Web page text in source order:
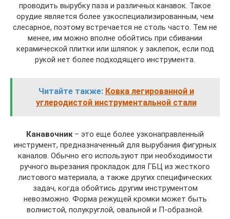
проводить вырубку паза и различных канавок. Такое
орудие является более узкоспециализированным, чем
слесарное, поэтому встречается не столь часто. Тем не
менее, им можно вполне обойтись при сбивании
керамической плитки или шляпок у заклепок, если под
рукой нет более подходящего инструмента.
Читайте также: Ковка легированной и
углеродистой инструментальной стали
Канавочник– это еще более узконаправленный
инструмент, предназначенный для вырубания фигурных
каналов. Обычно его используют при необходимости
ручного вырезания прокладок для ГБЦ из жесткого
листового материала, а также других специфических
задач, когда обойтись другим инструментом
невозможно. Форма режущей кромки может быть
волнистой, полукруглой, овальной и П-образной.